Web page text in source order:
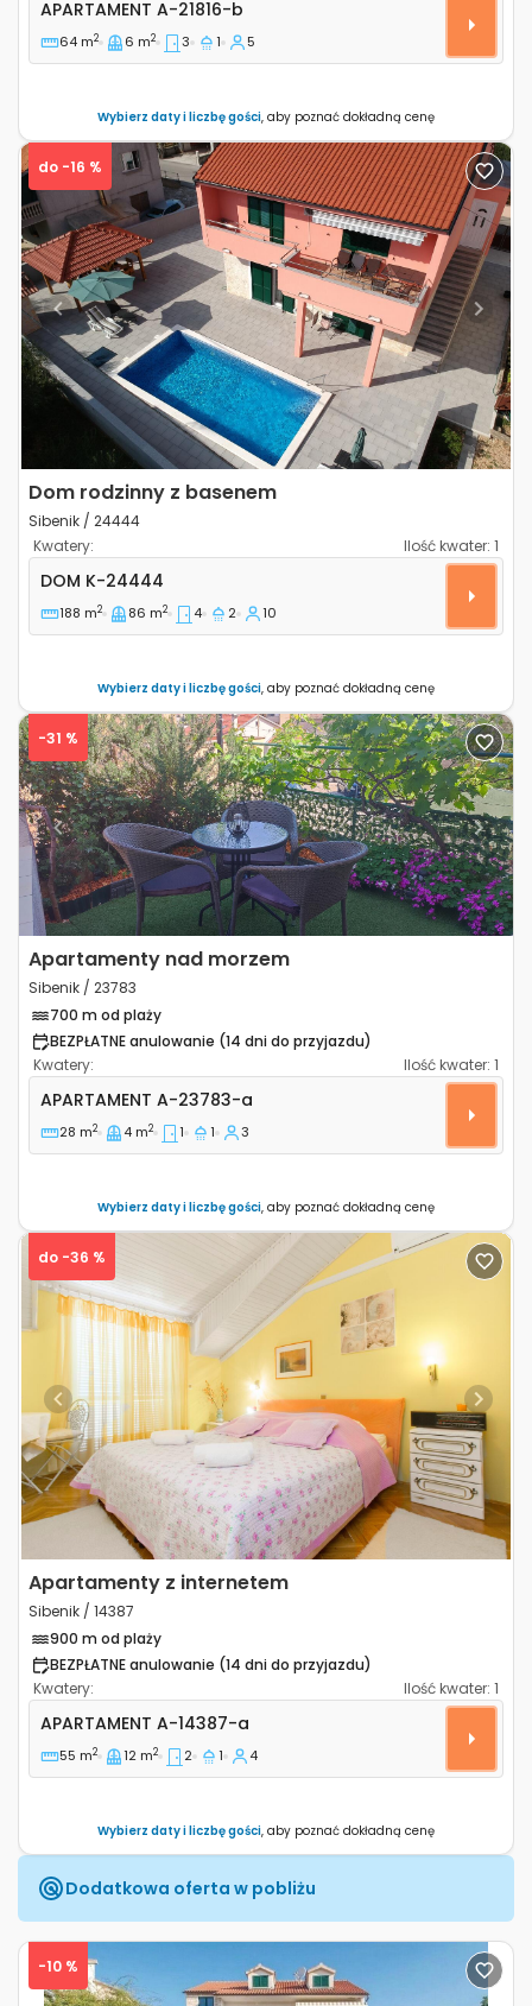
APARTAMENT A-21816-b
64 m2 6 m2 3 1 5
Wybierz daty i liczbę gości, aby poznać dokładną cenę
Previous Next
do -16 %
Dom rodzinny z basenem
Sibenik / 24444
Kwatery:
Ilość kwater: 1
Czteropokojowy dom Sibenik K-24444
DOM K-24444
188 m2 86 m2 4 2 10
Wybierz daty i liczbę gości, aby poznać dokładną cenę
Previous Next
-31 %
Apartamenty nad morzem
Sibenik / 23783
700 m od plaży
BEZPŁATNE anulowanie (14 dni do przyjazdu)
Kwatery:
Ilość kwater: 1
Jednopokojowy apartament Sibenik A-23783-a
APARTAMENT A-23783-a
28 m2 4 m2 1 1 3
Wybierz daty i liczbę gości, aby poznać dokładną cenę
Previous Next
do -36 %
Apartamenty z internetem
Sibenik / 14387
900 m od plaży
BEZPŁATNE anulowanie (14 dni do przyjazdu)
Kwatery:
Ilość kwater: 1
Dwupokojowy apartament Sibenik A-14387-a
APARTAMENT A-14387-a
55 m2 12 m2 2 1 4
Wybierz daty i liczbę gości, aby poznać dokładną cenę
Dodatkowa oferta w pobliżu
-10 %